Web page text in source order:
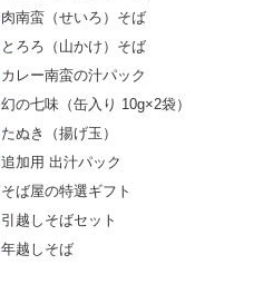
肉南蛮（せいろ）そば
とろろ（山かけ）そば
カレー南蛮の汁パック
幻の七味（缶入り 10g×2袋）
たぬき（揚げ玉）
追加用 出汁パック
そば屋の特選ギフト
引越しそばセット
年越しそば